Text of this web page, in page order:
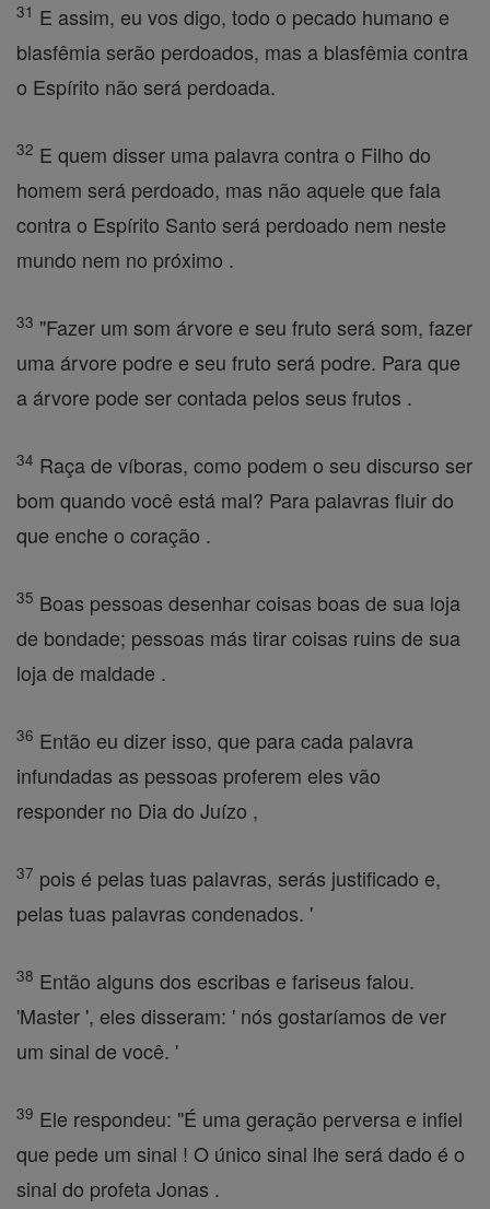
31 E assim, eu vos digo, todo o pecado humano e
blasfêmia serão perdoados, mas a blasfêmia contra
o Espírito não será perdoada.
32 E quem disser uma palavra contra o Filho do
homem será perdoado, mas não aquele que fala
contra o Espírito Santo será perdoado nem neste
mundo nem no próximo .
33 "Fazer um som árvore e seu fruto será som, fazer
uma árvore podre e seu fruto será podre. Para que
a árvore pode ser contada pelos seus frutos .
34 Raça de víboras, como podem o seu discurso ser
bom quando você está mal? Para palavras fluir do
que enche o coração .
35 Boas pessoas desenhar coisas boas de sua loja
de bondade; pessoas más tirar coisas ruins de sua
loja de maldade .
36 Então eu dizer isso, que para cada palavra
infundadas as pessoas proferem eles vão
responder no Dia do Juízo ,
37 pois é pelas tuas palavras, serás justificado e,
pelas tuas palavras condenados. '
38 Então alguns dos escribas e fariseus falou.
'Master ', eles disseram: ' nós gostaríamos de ver
um sinal de você. '
39 Ele respondeu: "É uma geração perversa e infiel
que pede um sinal ! O único sinal lhe será dado é o
sinal do profeta Jonas .